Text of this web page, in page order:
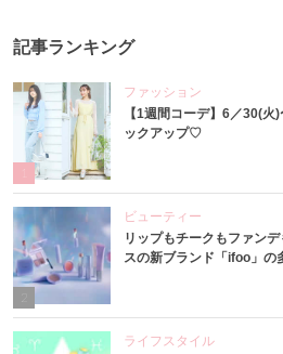
記事ランキング
ファッション
【1週間コーデ】6／30(
ックアップ♡
ビューティー
リップもチークもファン
スの新ブランド「ifoo」の
ライフスタイル